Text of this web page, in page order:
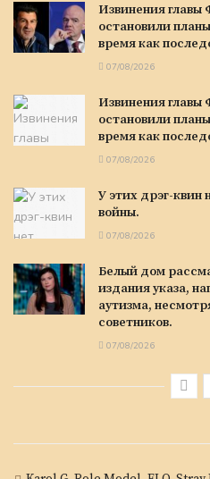
Извинения
остановили
время как
07/08/2026
Извинения
остановили
время как
07/08/2026
У этих дрэг-квин
войны.
07/08/2026
Белый дом
издания указа,
аутизма,
советников.
07/08/2026